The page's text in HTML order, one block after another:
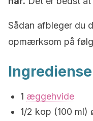
Sådan afbleger du
opmærksom på
1 æggehvide
1/2 kop (100 ml)